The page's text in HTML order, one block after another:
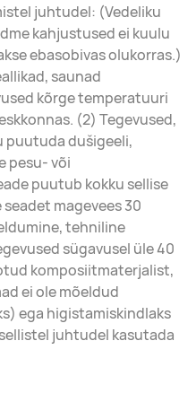
juhtudel: (Vedeliku
kahjustused ei kuulu
ebasobivas olukorras.)
saunad
kõrge temperatuuri
(2) Tegevused,
puutuda dušigeeli,
pesu- või
puutub kokku sellise
magevees 30
tehniline
sügavusel üle 40
komposiitmaterjalist,
ei ole mõeldud
ega higistamiskindlaks
juhtudel kasutada